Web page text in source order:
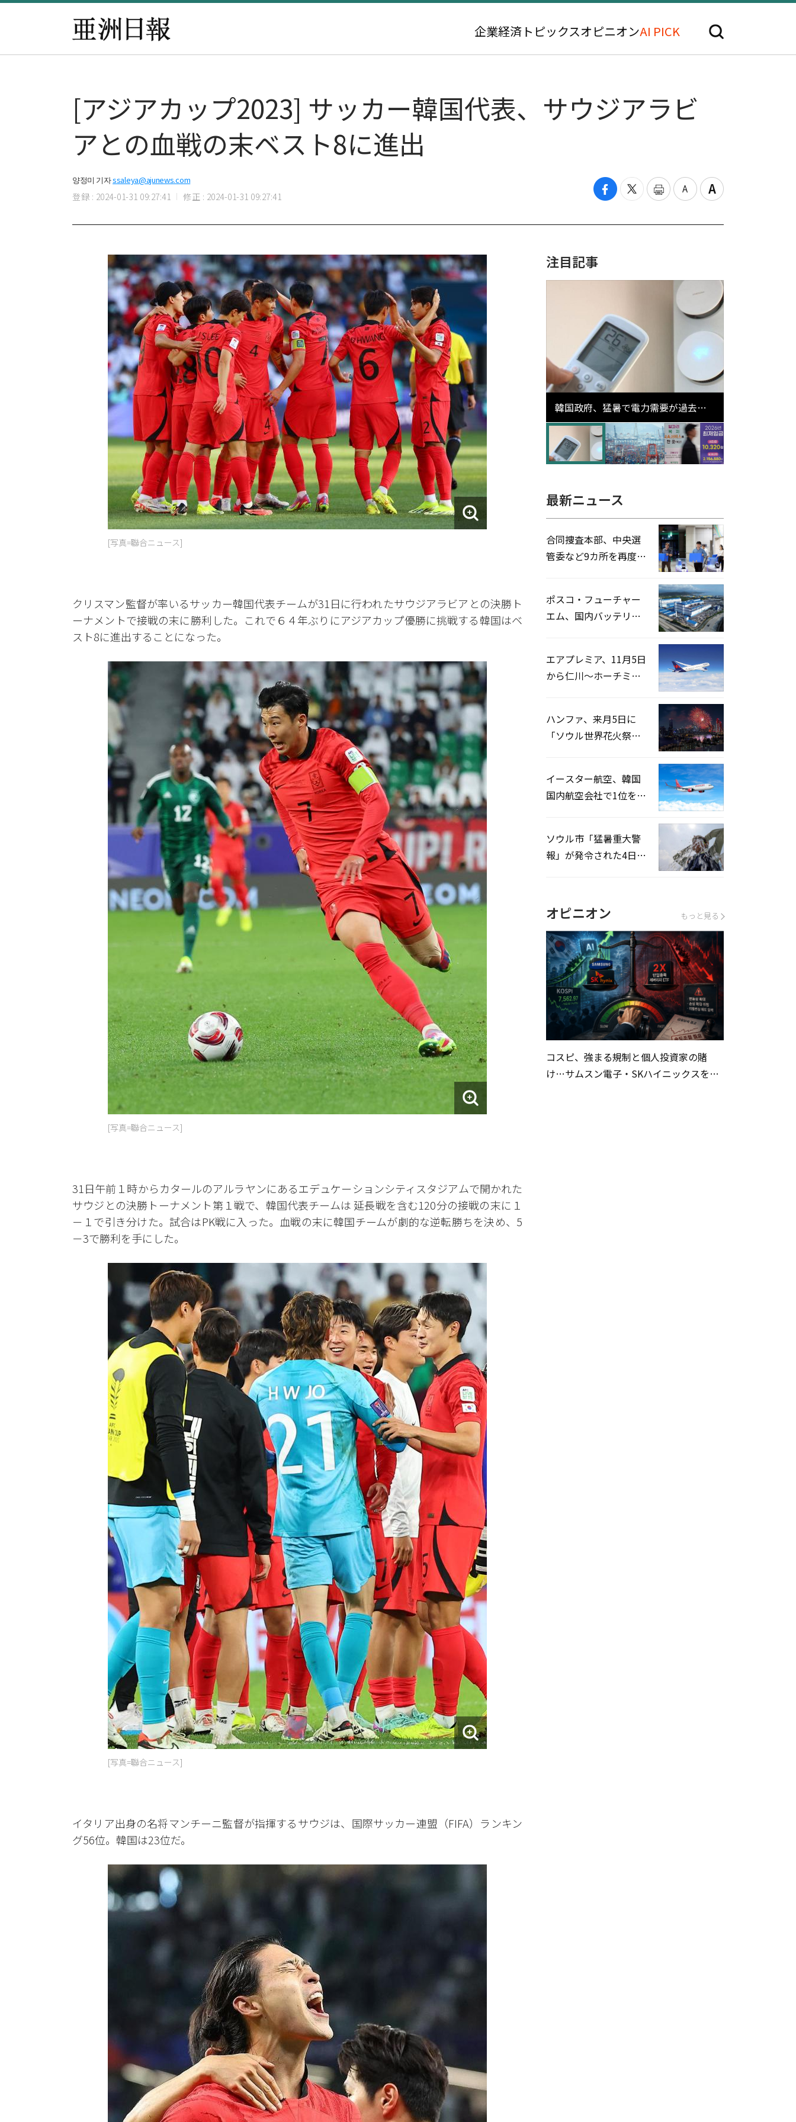
企業経済 トピックスオピニオンAI PICK
[アジアカップ2023] サッカー韓国代表、サウジアラビ
アとの血戦の末ベスト8に進出
양정미 기자ssaleya@ajunews.com
登録 : 2024-01-31 09:27:41 修正 : 2024-01-31 09:27:41
[写真=聯合ニュース]
クリスマン監督が率いるサッカー韓国代表チームが31日に行われたサウジアラビアとの決勝ト
ーナメントで接戦の末に勝利した。これで６４年ぶりにアジアカップ優勝に挑戦する韓国はベ
スト8に進出することになった。
[写真=聯合ニュース]
31日午前１時からカタールのアルラヤンにあるエデュケーションシティスタジアムで開かれた
サウジとの決勝トーナメント第１戦で、韓国代表チームは 延長戦を含む120分の接戦の末に１
－１で引き分けた。試合はPK戦に入った。血戦の末に韓国チームが劇的な逆転勝ちを決め、5
－3で勝利を手にした。
[写真=聯合ニュース]
イタリア出身の名将マンチーニ監督が指揮するサウジは、国際サッカー連盟（FIFA）ランキン
グ56位。韓国は23位だ。
注目記事
韓国政府、猛暑で電力需要が過去最
高更新の可能性に需給対応体制を点
検
最新ニュース
合同捜査本部、中央選
管委など9カ所を再度家
ポスコ・フューチャー
エム、国内バッテリー
エアプレミア、11月5日
から仁川〜ホーチミン
ハンファ、来月5日に
「ソウル世界花火祭り
イースター航空、韓国
国内航空会社で1位を記
ソウル市「猛暑重大警
報」が発令された4日、
オピニオン もっと見る
コスピ、強まる規制と個人投資家の賭
け…サムスン電子・SKハイニックスを巡